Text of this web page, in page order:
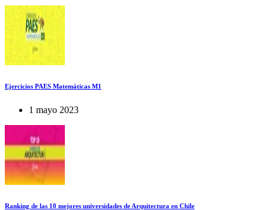
Ejercicios PAES Matemáticas M1
1 mayo 2023
Ranking de las 10 mejores universidades de Arquitectura en Chile